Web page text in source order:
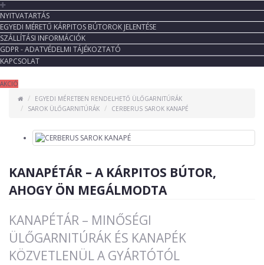
NYITVATARTÁS
EGYEDI MÉRETŰ KÁRPITOS BÚTOROK JELENTÉSE
SZÁLLÍTÁSI INFORMÁCIÓK
GDPR - ADATVÉDELMI TÁJÉKOZTATÓ
KAPCSOLAT
AKCIÓ
EGYEDI MÉRETBEN RENDELHETŐ ÜLŐGARNITÚRÁK
SAROK ÜLŐGARNITÚRÁK
CERBERUS SAROK KANAPÉ
KANAPÉTÁR – A KÁRPITOS BÚTOR,
AHOGY ÖN MEGÁLMODTA
KANAPÉTÁR – MINŐSÉGI
ÜLŐGARNITÚRÁK ÉS KANAPÉK
KÖZVETLENÜL A GYÁRTÓTÓL